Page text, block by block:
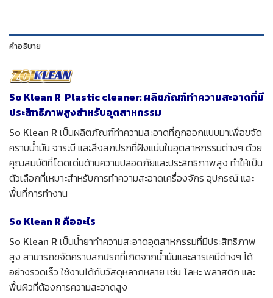
คำอธิบาย
So Klean R Plastic cleaner: ผลิตภัณฑ์ทำความสะอาดที่มี
ประสิทธิภาพสูงสำหรับอุตสาหกรรม
So Klean R เป็นผลิตภัณฑ์ทำความสะอาดที่ถูกออกแบบมาเพื่อขจัด
คราบน้ำมัน จาระบี และสิ่งสกปรกที่ฝังแน่นในอุตสาหกรรมต่างๆ ด้วย
คุณสมบัติที่โดดเด่นด้านความปลอดภัยและประสิทธิภาพสูง ทำให้เป็น
ตัวเลือกที่เหมาะสำหรับการทำความสะอาดเครื่องจักร อุปกรณ์ และ
พื้นที่การทำงาน
So Klean R คืออะไร
So Klean R เป็นน้ำยาทำความสะอาดอุตสาหกรรมที่มีประสิทธิภาพ
สูง สามารถขจัดคราบสกปรกที่เกิดจากน้ำมันและสารเคมีต่างๆ ได้
อย่างรวดเร็ว ใช้งานได้กับวัสดุหลากหลาย เช่น โลหะ พลาสติก และ
พื้นผิวที่ต้องการความสะอาดสูง